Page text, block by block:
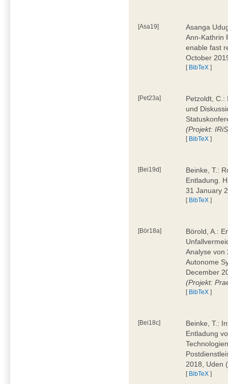
[Asa19]
Asanga
Ann-Kathrin
enable fast
October
[ BibTeX ]
[Pet23a]
Petzoldt, C.:
und
(Projekt:
[ BibTeX ]
[Bei19d]
Beinke, T.:
Entladung.
31 January
[ BibTeX ]
[Bör18a]
Börold, A.:
Analyse von
Autonome
December
(Projekt:
[ BibTeX ]
[Bei18c]
Beinke, T.:
Entladung
2018, Uden
[ BibTeX ]